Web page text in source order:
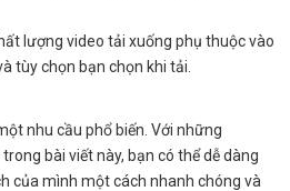
lượng video tải xuống phụ thuộc vào
tùy chọn bạn chọn khi tải.
nhu cầu phổ biến. Với những
bài viết này, bạn có thể dễ dàng
của mình một cách nhanh chóng và